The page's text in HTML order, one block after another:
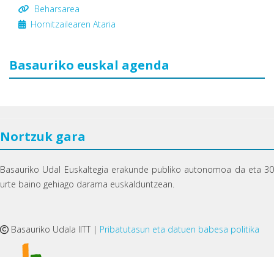
Beharsarea
Hornitzailearen Ataria
Basauriko euskal agenda
Nortzuk gara
Basauriko Udal Euskaltegia erakunde publiko autonomoa da eta 30
urte baino gehiago darama euskalduntzean.
Basauriko Udala IITT | Pribatutasun eta datuen babesa politika